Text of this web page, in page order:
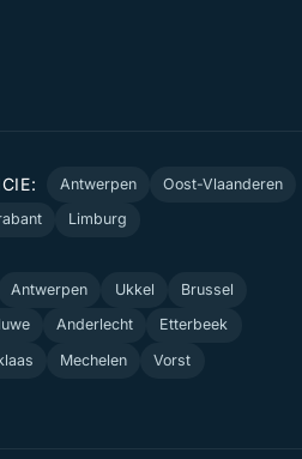
Antwerpen
Oost-Vlaanderen
Limburg
Antwerpen Ukkel
Brussel
Anderlecht
Etterbeek
Mechelen
Vorst